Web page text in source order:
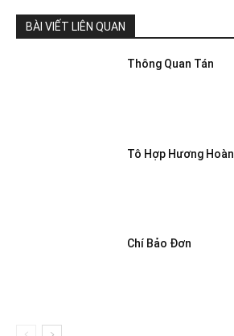
BÀI VIẾT LIÊN QUAN
Thông Quan Tán
Tô Hợp Hương Hoàn
Chí Bảo Đơn